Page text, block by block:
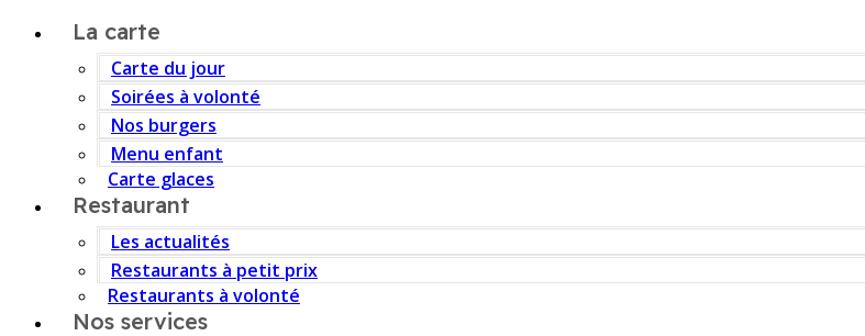
La carte
Carte du jour
Soirées à volonté
Nos burgers
Menu enfant
Carte glaces
Restaurant
Les actualités
Restaurants à petit prix
Restaurants à volonté
Nos services